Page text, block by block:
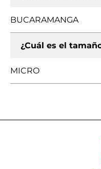
BUCARAMANGA
¿Cuál es el
MICRO